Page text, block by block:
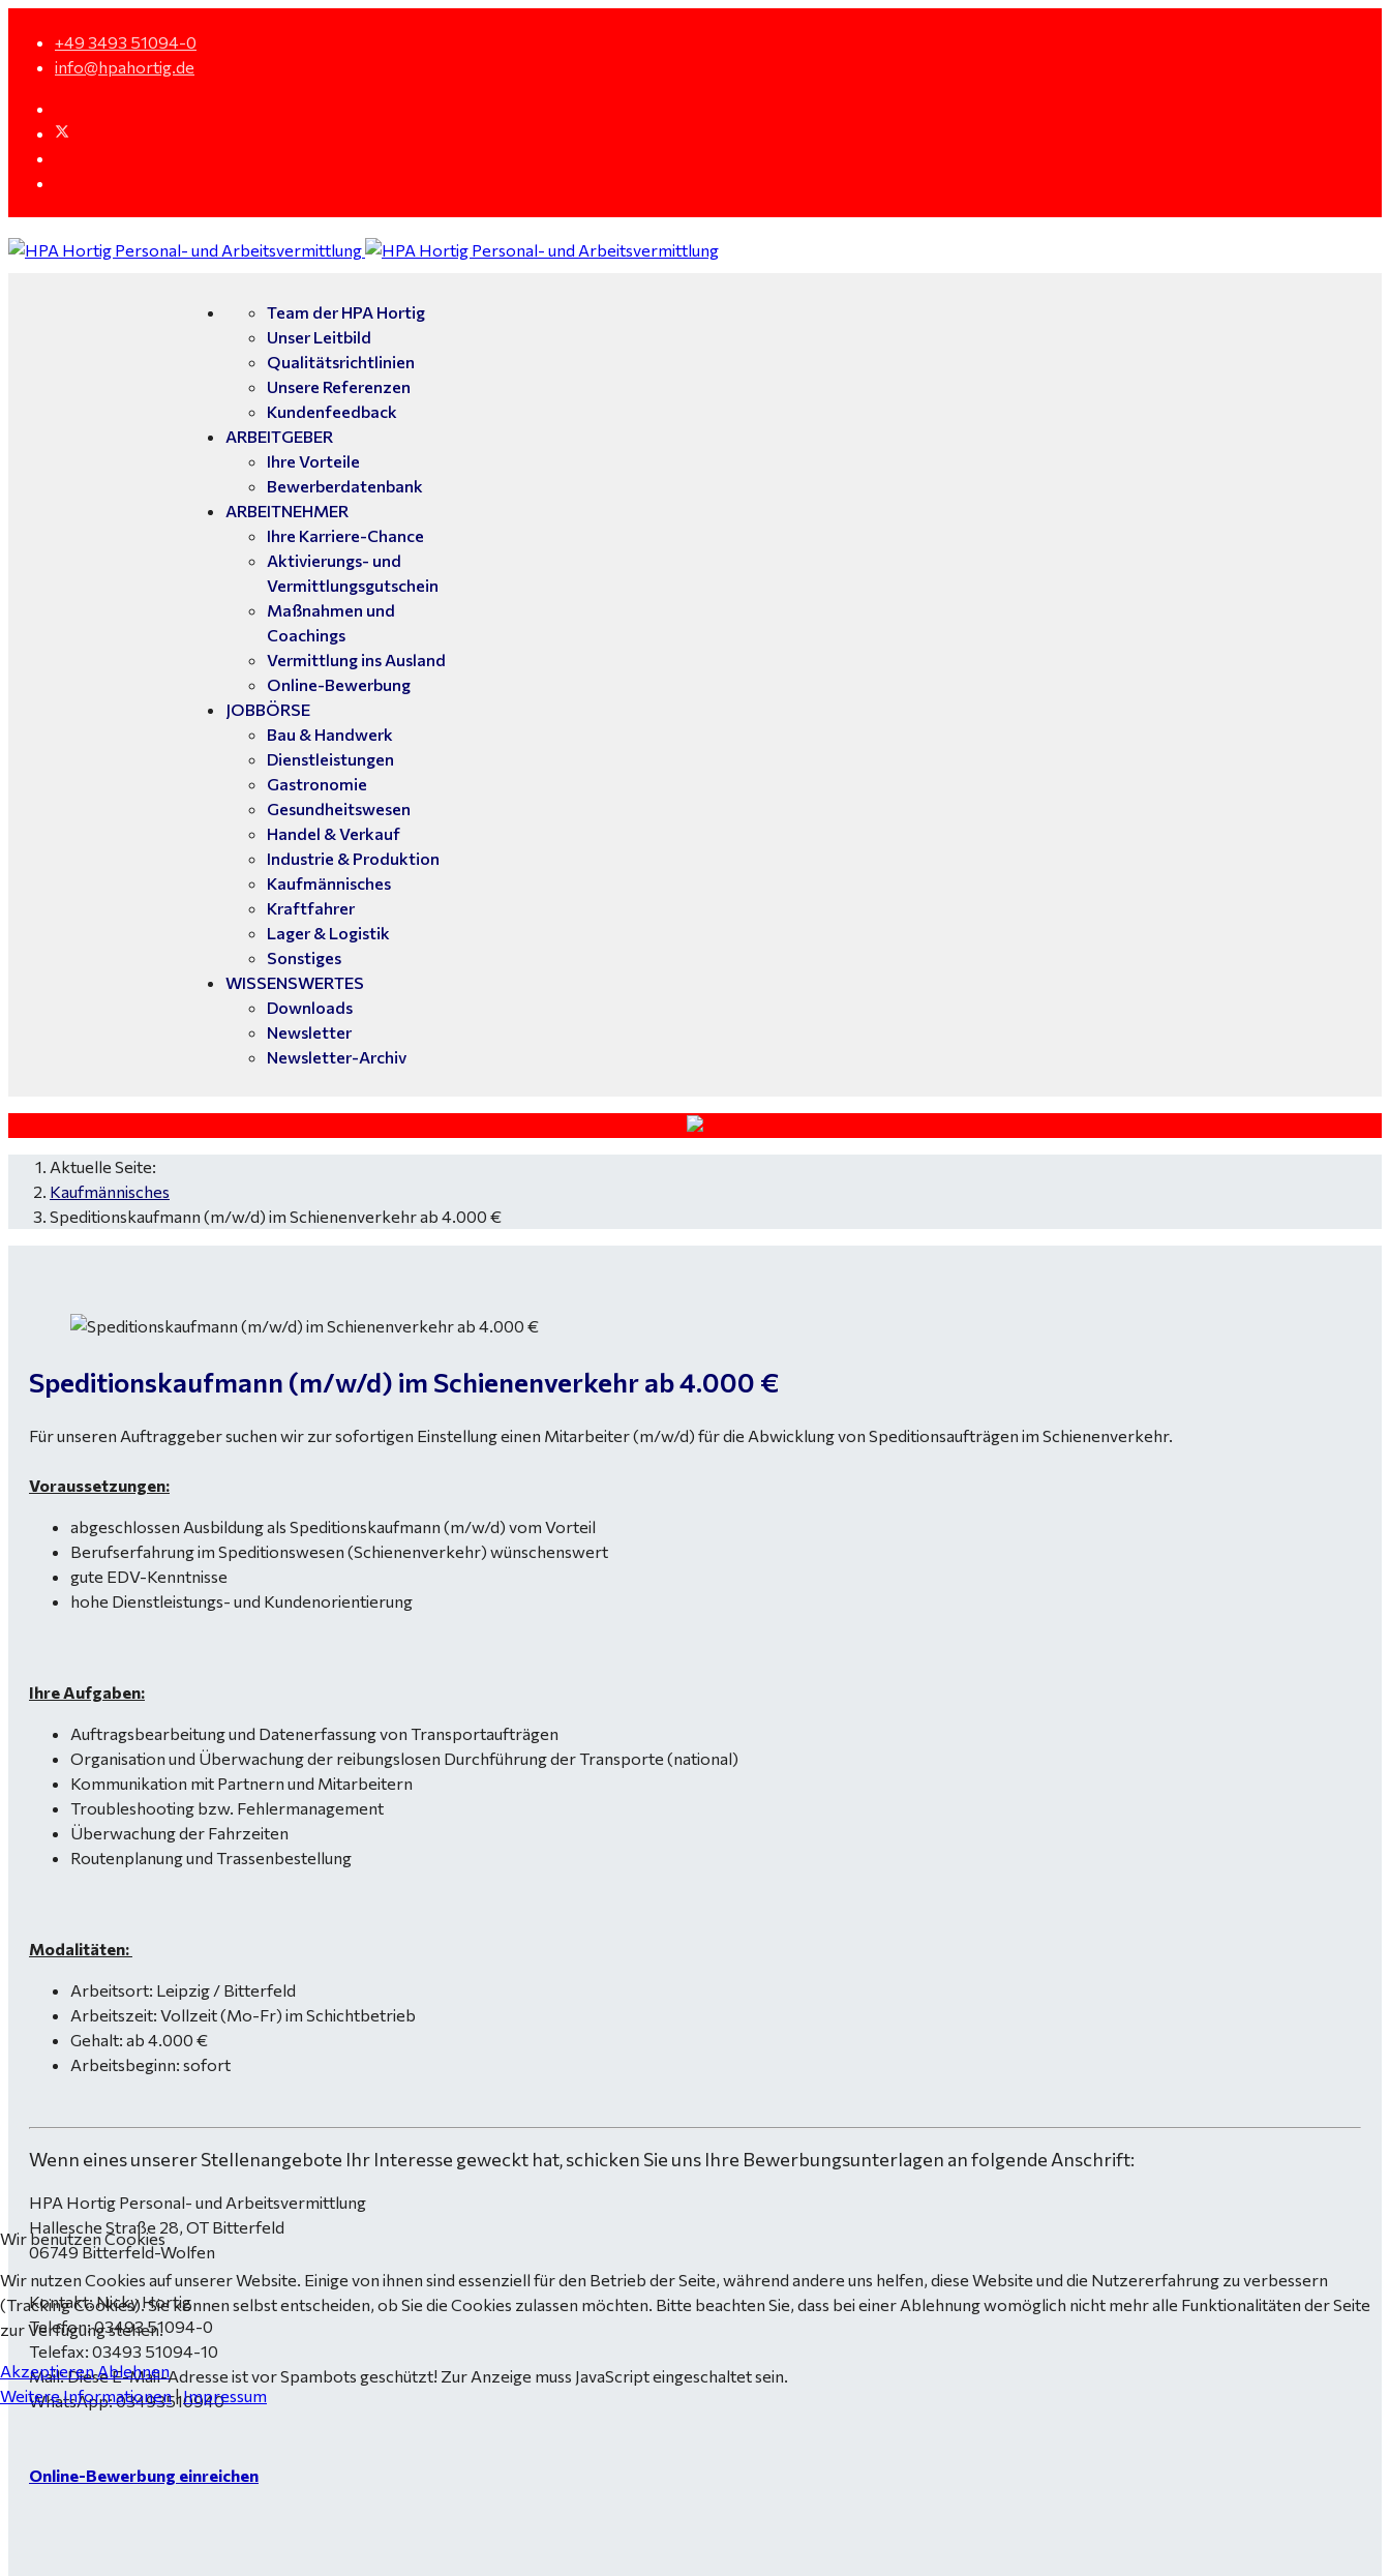
+49 3493 51094-0
info@hpahortig.de
Team der HPA Hortig
Unser Leitbild
Qualitätsrichtlinien
Unsere Referenzen
Kundenfeedback
ARBEITGEBER
Ihre Vorteile
Bewerberdatenbank
ARBEITNEHMER
Ihre Karriere-Chance
Aktivierungs- und
Vermittlungsgutschein
Maßnahmen und
Coachings
Vermittlung ins Ausland
Online-Bewerbung
JOBBÖRSE
Bau & Handwerk
Dienstleistungen
Gastronomie
Gesundheitswesen
Handel & Verkauf
Industrie & Produktion
Kaufmännisches
Kraftfahrer
Lager & Logistik
Sonstiges
WISSENSWERTES
Downloads
Newsletter
Newsletter-Archiv
Aktuelle Seite:
Kaufmännisches
Speditionskaufmann (m/w/d) im Schienenverkehr ab 4.000 €
Speditionskaufmann (m/w/d) im Schienenverkehr ab 4.000 €
Für unseren Auftraggeber suchen wir zur sofortigen Einstellung einen Mitarbeiter (m/w/d) für die Abwicklung von Speditionsaufträgen im Schienenverkehr.
Voraussetzungen:
abgeschlossen Ausbildung als Speditionskaufmann (m/w/d) vom Vorteil
Berufserfahrung im Speditionswesen (Schienenverkehr) wünschenswert
gute EDV-Kenntnisse
hohe Dienstleistungs- und Kundenorientierung
Ihre Aufgaben:
Auftragsbearbeitung und Datenerfassung von Transportaufträgen
Organisation und Überwachung der reibungslosen Durchführung der Transporte (national)
Kommunikation mit Partnern und Mitarbeitern
Troubleshooting bzw. Fehlermanagement
Überwachung der Fahrzeiten
Routenplanung und Trassenbestellung
Modalitäten:
Arbeitsort: Leipzig / Bitterfeld
Arbeitszeit: Vollzeit (Mo-Fr) im Schichtbetrieb
Gehalt: ab 4.000 €
Arbeitsbeginn: sofort
Wenn eines unserer Stellenangebote Ihr Interesse geweckt hat, schicken Sie uns Ihre Bewerbungsunterlagen an folgende Anschrift:
HPA Hortig Personal- und Arbeitsvermittlung
Hallesche Straße 28, OT Bitterfeld
06749 Bitterfeld-Wolfen
Kontakt: Nicky Hortig
Telefon: 03493 51094-0
Telefax: 03493 51094-10
Mail:Diese E-Mail-Adresse ist vor Spambots geschützt! Zur Anzeige muss JavaScript eingeschaltet sein.
WhatsApp: 03493510940
Online-Bewerbung einreichen
Wir benutzen Cookies
Wir nutzen Cookies auf unserer Website. Einige von ihnen sind essenziell für den Betrieb der Seite, während andere uns helfen, diese Website und die Nutzererfahrung zu verbessern
(Tracking Cookies). Sie können selbst entscheiden, ob Sie die Cookies zulassen möchten. Bitte beachten Sie, dass bei einer Ablehnung womöglich nicht mehr alle Funktionalitäten der Seite
zur Verfügung stehen.
AkzeptierenAblehnen
Weitere Informationen|Impressum